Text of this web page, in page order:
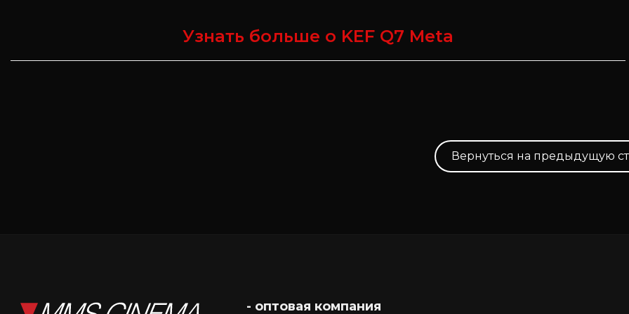
Узнать больше о KEF Q7 Meta
Вернуться на предыдущую
- оптовая компания